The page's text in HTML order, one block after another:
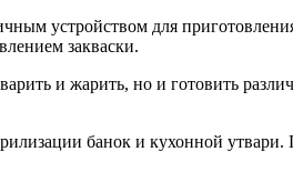
устройством для
закваски.
и жарить, но и готовить
банок и кухонной